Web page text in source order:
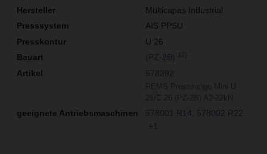
Multicapas Industrial
AIS PPSU
U 26
(PZ-2B)
12)
578392
578001 R14
578002 R22
+1